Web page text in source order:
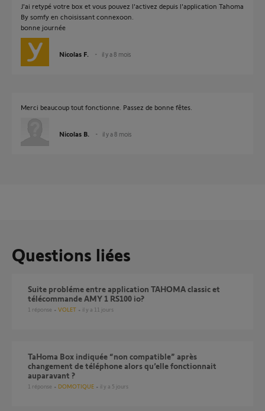
J'ai retypé votre box et vous pouvez l'activez depuis l'application Tahoma
By somfy en choisissant connexoon.
bonne journée
Nicolas F. il y a 8 mois
Merci beaucoup tout fonctionne. Passez de bonne fêtes.
Nicolas B. il y a 8 mois
Questions liées
Suite probléme entre application TAHOMA classic et
télécommande AMY 1 RS100 io?
1 réponse VOLET il y a 11 jours
TaHoma Box indiquée “non compatible” après
changement de téléphone alors qu’elle fonctionnait
auparavant ?
1 réponse DOMOTIQUE il y a 5 jours